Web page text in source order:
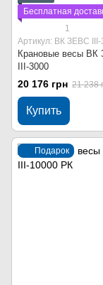
Бесплатная
1
Артикул: ВК ЗЕВС
Крановые весы
ІІІ-3000
20 176 грн 21 238
Купить
Подарок